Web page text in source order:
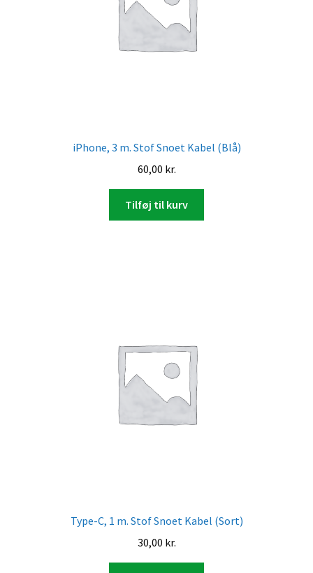
iPhone, 3 m. Stof Snoet Kabel (Blå)
60,00 kr.
Tilføj til kurv
Type-C, 1 m. Stof Snoet Kabel (Sort)
30,00 kr.